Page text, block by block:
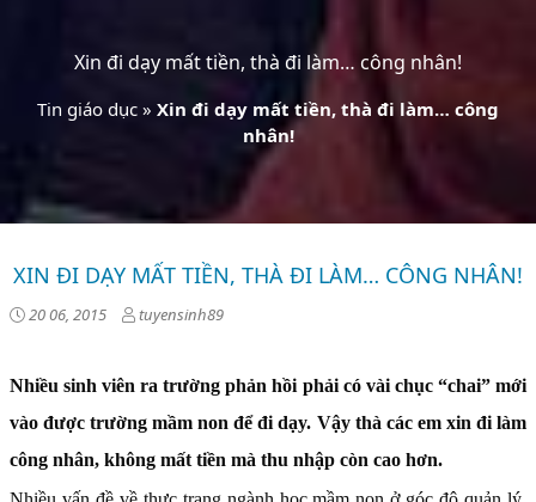
Xin đi dạy mất tiền, thà đi làm… công nhân!
Tin giáo dục » Xin đi dạy mất tiền, thà đi làm… công
nhân!
XIN ĐI DẠY MẤT TIỀN, THÀ ĐI LÀM… CÔNG NHÂN!
20 06, 2015 tuyensinh89
Nhiều sinh viên ra trường phản hồi phải có vài chục “chai” mới
vào được trường mầm non để đi dạy. Vậy thà các em xin đi làm
công nhân, không mất tiền mà thu nhập còn cao hơn.